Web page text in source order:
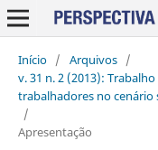
Início / Arquivos /
v. 31 n. 2 (2013):
trabalhadores no
/
Apresentação